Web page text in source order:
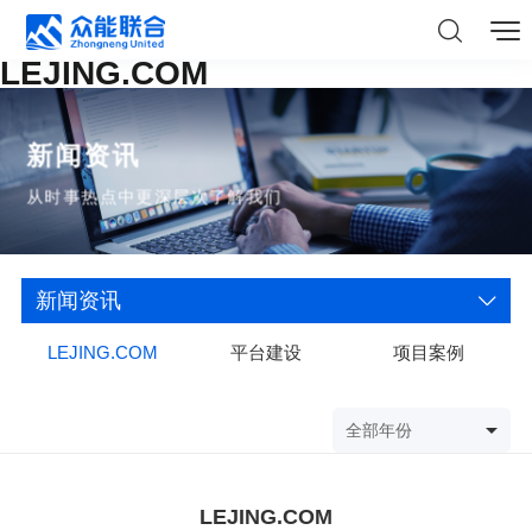
LEJING.COM
新闻资讯
从时事热点中更深层次了解我们
新闻资讯
LEJING.COM 平台建设 项目案例
全部年份
LEJING.COM